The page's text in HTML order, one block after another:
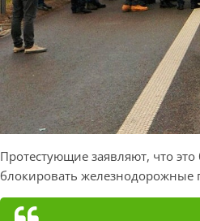
Протестующие заявляют, что
блокировать железнодорожные